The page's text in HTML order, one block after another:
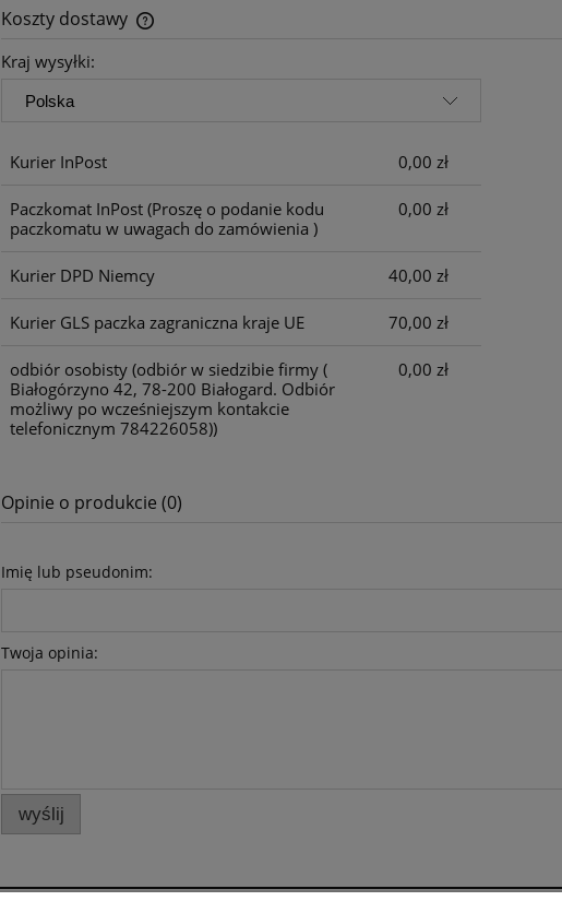
Koszty dostawy
Kraj wysyłki:
Kurier InPost 0,00 zł
Paczkomat InPost(Proszę o podanie kodu
paczkomatu w uwagach do zamówienia )
0,00 zł
Kurier DPD Niemcy 40,00 zł
Kurier GLS paczka zagraniczna kraje UE 70,00 zł
odbiór osobisty(odbiór w siedzibie firmy (
Białogórzyno 42, 78-200 Białogard. Odbiór
możliwy po wcześniejszym kontakcie
telefonicznym 784226058))
0,00 zł
Opinie o produkcie (0)
Imię lub pseudonim:
Twoja opinia:
wyślij